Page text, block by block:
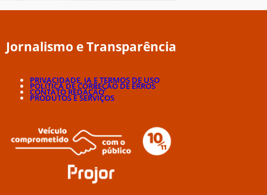
Jornalismo e Transparência
PRIVACIDADE, IA E TERMOS DE USO
POLÍTICA DE CORREÇÃO DE ERROS
CONTATO REDAÇÃO
PRODUTOS E SERVIÇOS